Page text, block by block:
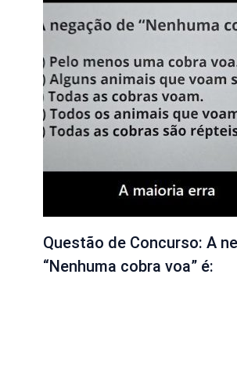
Questão de Concurso: A
“Nenhuma cobra voa” é: